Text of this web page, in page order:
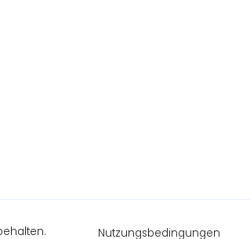
Nutzungsbedingungen